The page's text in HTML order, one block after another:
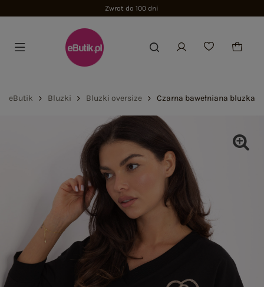
Zwrot do 100 dni
eButik Bluzki Bluzki oversize Czarna bawełniana bluzka